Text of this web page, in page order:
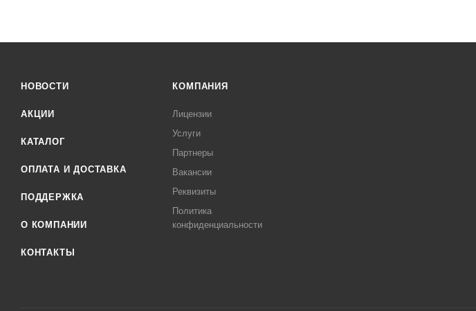
НОВОСТИ
АКЦИИ
КАТАЛОГ
ОПЛАТА И ДОСТАВКА
ПОДДЕРЖКА
О КОМПАНИИ
КОНТАКТЫ
КОМПАНИЯ
Лицензии
Услуги
Партнеры
Вакансии
Реквизиты
Политика
конфиденциальности